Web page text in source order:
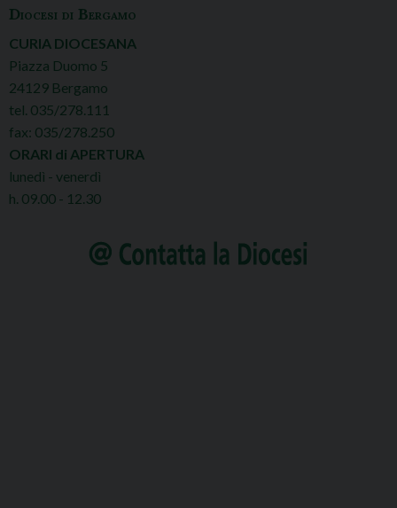
Diocesi di Bergamo
CURIA DIOCESANA
Piazza Duomo 5
24129 Bergamo
tel. 035/278.111
fax: 035/278.250
ORARI di APERTURA
lunedì - venerdì
h. 09.00 - 12.30